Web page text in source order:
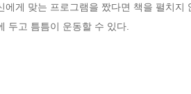
에게 맞는 프로그램을 짰다면 책을 펼치
두고 틈틈이 운동할 수 있다.